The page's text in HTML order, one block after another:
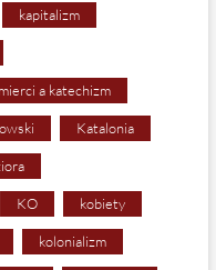
kapitalizm
a katechizm
Katalonia
KO kobiety
kolonializm